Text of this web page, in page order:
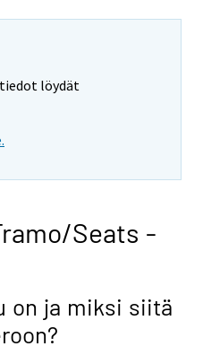
löydät
Seats -
on ja miksi siitä